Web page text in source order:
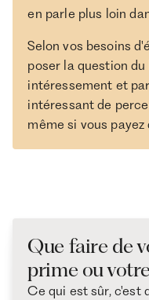
en parle plus loin
Selon vos besoins
poser la question
intéressement et
intéressant de
même si vous
Que faire de
prime ou
Ce qui est sûr, c'est